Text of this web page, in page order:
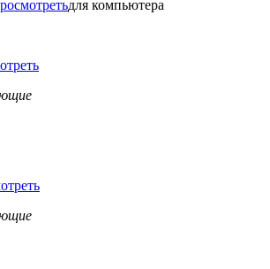
для компьютера